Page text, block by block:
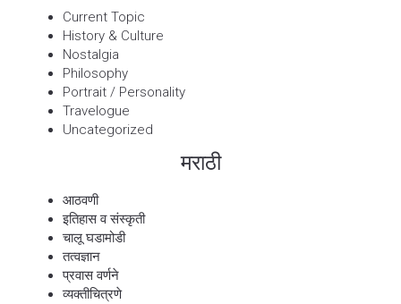
Current Topic
History & Culture
Nostalgia
Philosophy
Portrait / Personality
Travelogue
Uncategorized
मराठी
आठवणी
इतिहास व संस्कृती
चालू घडामोडी
तत्वज्ञान
प्रवास वर्णने
व्यक्तीचित्रणे